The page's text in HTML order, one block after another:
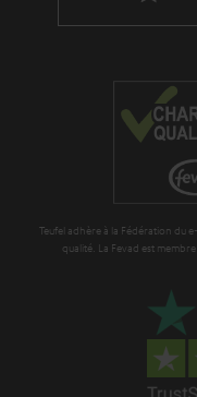
Teufel adhère à la Fédération du
qualité. La Fevad est